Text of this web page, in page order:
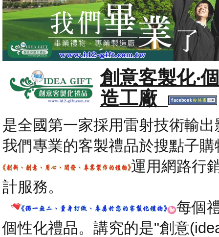
創意客製化‧
造工廠
是全國第一家採用雷射技術輸
我們專業的客製禮品於搜點子
運用網路行
計服務。
每個
個性化禮品。講究的是"創意